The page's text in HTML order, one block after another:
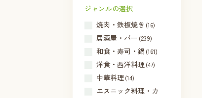
ジャンルの選択
焼肉・鉄板焼き (16)
居酒屋・バー (239)
和食・寿司・鍋 (161)
洋食・西洋料理 (47)
中華料理 (14)
エスニック料理・カ